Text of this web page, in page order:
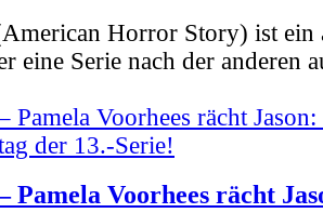
Horror Story) ist ein
eine Serie nach der anderen
Pamela Voorhees rächt